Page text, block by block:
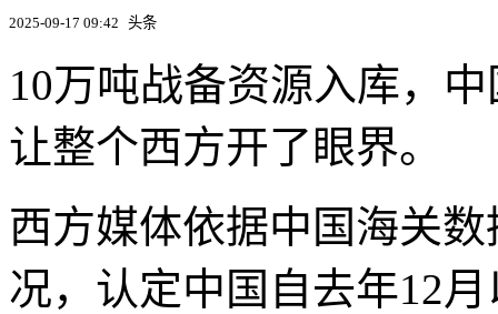
2025-09-17 09:42 头条
10万吨战备资源入库，
让整个西方开了眼界。
西方媒体依据中国海关
况，认定中国自去年12